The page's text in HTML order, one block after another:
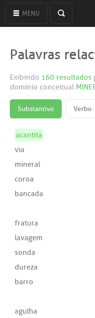
MENU
Palavras
Exibindo 160 resultados
domínio conceitual
Substantivo Verbo
acantita
via
mineral
coroa
bancada
fratura
lavagem
sonda
dureza
barro
agulha